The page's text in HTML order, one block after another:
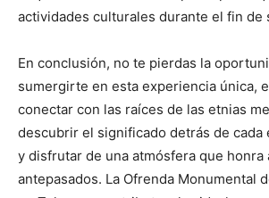
actividades culturales durante el fin de
En conclusión, no te pierdas la
sumergirte en esta experiencia única,
conectar con las raíces de las etnias
descubrir el significado detrás de cada
y disfrutar de una atmósfera que honra
antepasados. La Ofrenda Monumental